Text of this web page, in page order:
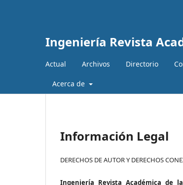
Ingeniería Revista
Actual Archivos Directorio
Acerca de
Información Legal
DERECHOS DE AUTOR Y DERECHOS
Ingeniería Revista Académica de